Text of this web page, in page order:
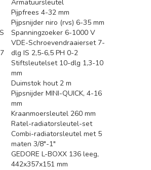
Armatuursleutel
Pijpfrees 4-32 mm
Pijpsnijder niro (rvs) 6-35 mm
Spanningzoeker 6-1000 V
VDE-Schroevendraaierset 7-
dlg IS 2,5-6,5 PH 0-2
Stiftsleutelset 10-dlg 1,3-10
mm
Duimstok hout 2 m
Pijpsnijder MINI-QUICK, 4-16
mm
Kraanmoersleutel 260 mm
Ratel-radiatorsleutel-set
Combi-radiatorsleutel met 5
maten 3/8"-1"
GEDORE L-BOXX 136 leeg,
442x357x151 mm